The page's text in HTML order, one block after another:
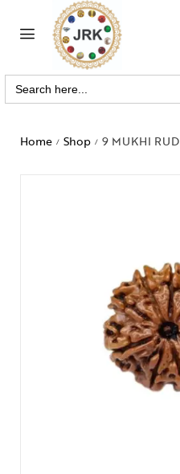
Search
for:
Home / Shop / 9 MUKHI